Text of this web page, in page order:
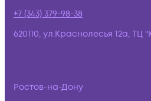
+7 (343) 379-98-38
620110, ул.Краснолесья 12а,
Ростов-на-Дону